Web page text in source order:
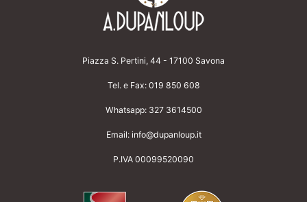
Piazza S. Pertini, 44 - 17100 Savona
Tel. e Fax: 019 850 608
Whatsapp: 327 3614500
Email: info@dupanloup.it
P.IVA 00099520090